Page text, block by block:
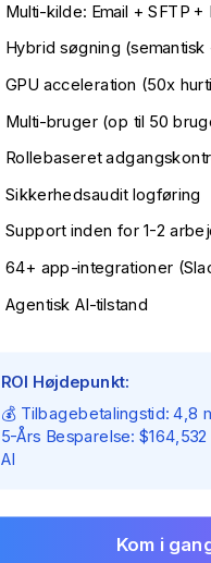
Multi-kilde: Email + SFTP
Hybrid søgning
GPU acceleration (50x
Multi-bruger (op til 50
Rollebaseret
Sikkerhedsaudit logføring
Support inden for 1-2
64+ app-integrationer
Agentisk AI-tilstand
ROI Højdepunkt:
💰 Tilbagebetalingstid: 4,8
5-Års Besparelse:
AI
Kom i